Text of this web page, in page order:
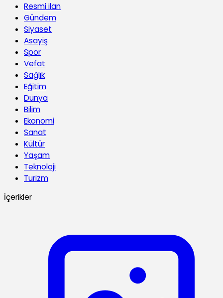
Resmi ilan
Gündem
Siyaset
Asayiş
Spor
Vefat
Sağlık
Eğitim
Dünya
Bilim
Ekonomi
Sanat
Kültür
Yaşam
Teknoloji
Turizm
İçerikler